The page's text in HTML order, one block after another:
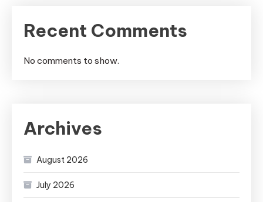
Recent Comments
No comments to show.
Archives
August 2026
July 2026